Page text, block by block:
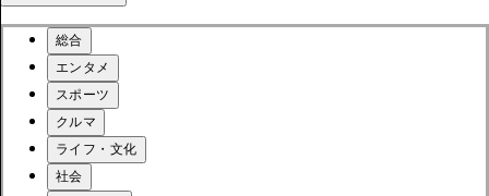
総合
エンタメ
スポーツ
クルマ
ライフ・文化
社会